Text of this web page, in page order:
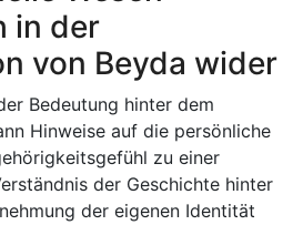
in der
von Beyda wider
Bedeutung hinter dem
Hinweise auf die persönliche
zu einer
der Geschichte hinter
der eigenen Identität